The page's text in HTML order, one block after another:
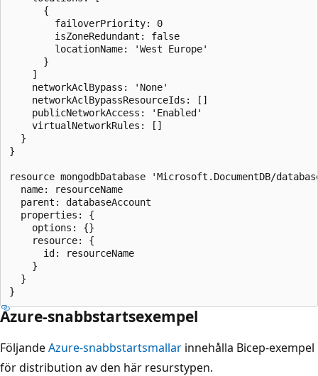
      {
        failoverPriority: 0
        isZoneRedundant: false
        locationName: 'West Europe'
      }
    ]
    networkAclBypass: 'None'
    networkAclBypassResourceIds: []
    publicNetworkAccess: 'Enabled'
    virtualNetworkRules: []
  }
}
resource mongodbDatabase 'Microsoft.DocumentDB/
  name: resourceName
  parent: databaseAccount
  properties: {
    options: {}
    resource: {
      id: resourceName
    }
  }
Azure-snabbstartsexempel
FöljandeAzure-snabbstartsmallar innehålla Bicep-exempel
för distribution av den här resurstypen.